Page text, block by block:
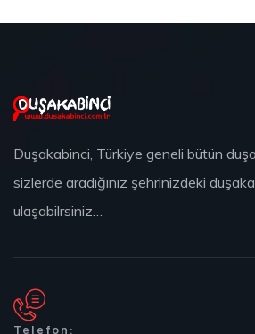
Duşakabinci, Türkiye geneli bütün
sizlerde aradığınız şehrinizdeki
ulaşabilrsiniz…
Telefon: